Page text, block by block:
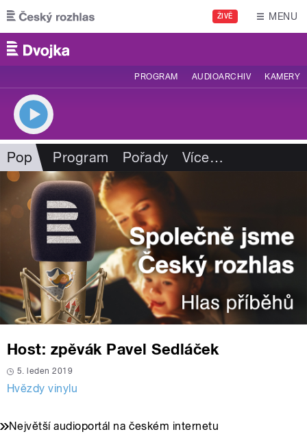
Přejít k hlavnímu obsahu
ŽIVĚ MENU
PROGRAM AUDIOARCHIV KAMERY
Pop Program Pořady Více…
Host: zpěvák Pavel Sedláček
5. leden 2019
Hvězdy vinylu
Největší audioportál na českém internetu